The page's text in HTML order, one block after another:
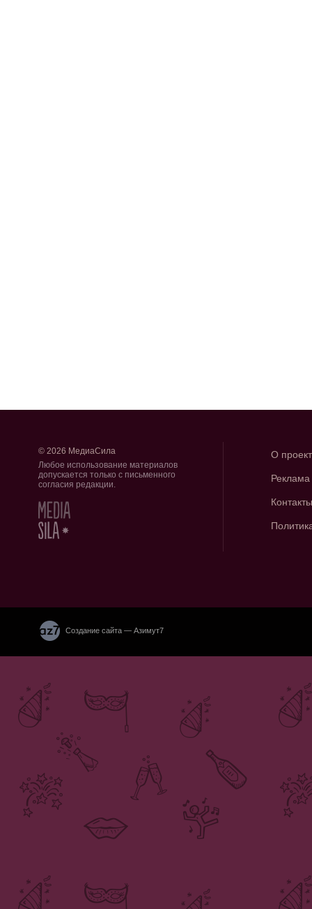
© 2026 МедиаСила
Любое использование материалов
допускается только с письменного
согласия редакции.
О
Реклама
Контакты
Создание сайта — Азимут7